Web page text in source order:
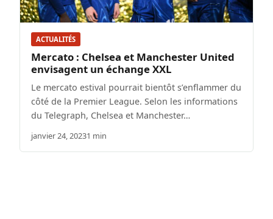
ACTUALITÉS
Mercato : Chelsea et Manchester United
envisagent un échange XXL
Le mercato estival pourrait bientôt s’enflammer du
côté de la Premier League. Selon les informations
du Telegraph, Chelsea et Manchester…
janvier 24, 20231 min